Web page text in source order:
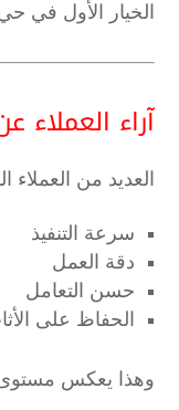
الخيار الأول في
آراء العملاء
العديد من العملاء
سرعة التنفيذ
دقة العمل
حسن التعامل
الحفاظ على
وهذا يعكس مستوى